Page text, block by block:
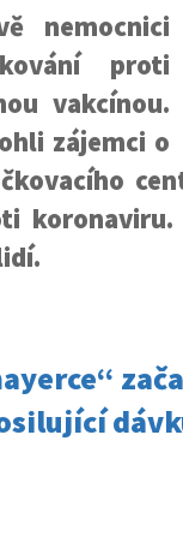
nemocnici
proti
vakcínou.
zájemci o